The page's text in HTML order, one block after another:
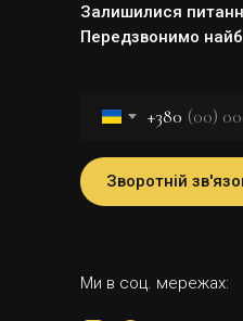
Залишилися
Передзвонимо
+380
Зворотній
Ми в соц. мережах: